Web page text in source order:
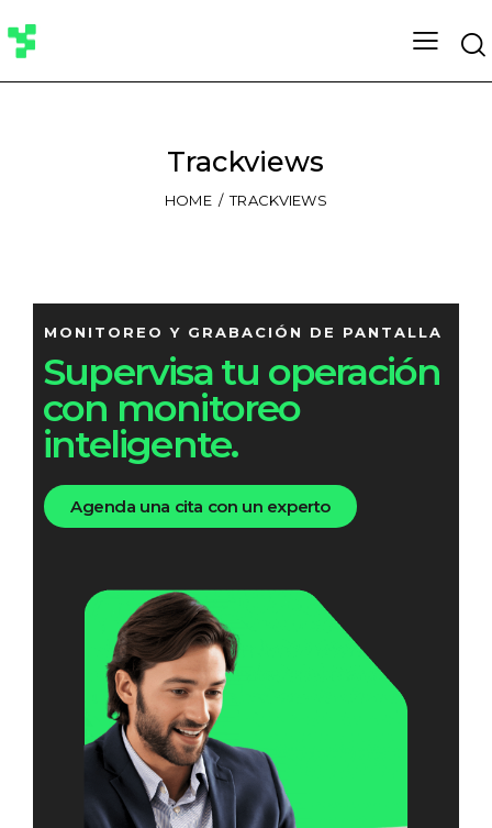
Trackviews
HOME TRACKVIEWS
MONITOREO Y GRABACIÓN DE PANTALLA
Supervisa tu operación
con monitoreo
inteligente.
Agenda una cita con un experto